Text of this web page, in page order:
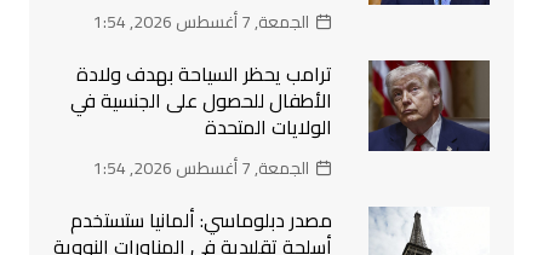
الجمعة, 7 أغسطس 2026, 1:54
ترامب يحظر السياحة بهدف ولادة
الأطفال للحصول على الجنسية في
الولايات المتحدة
الجمعة, 7 أغسطس 2026, 1:54
مصدر دبلوماسي: ألمانيا ستستخدم
أسلحة تقليدية في المناورات النووية